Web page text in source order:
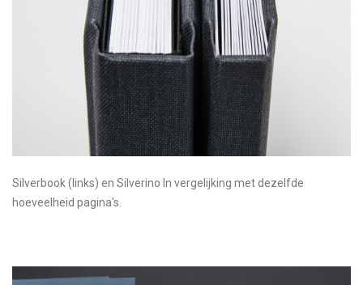
Silverbook (links) en Silverino In vergelijking met dezelfde
hoeveelheid pagina's.